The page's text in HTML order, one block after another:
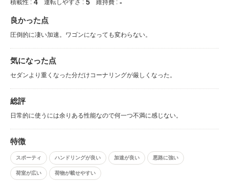
積載性 : 4 運転しやすさ : 5 維持費 : -
良かった点
圧倒的に凄い加速。ワゴンになっても変わらない。
気になった点
セダンより重くなった分だけコーナリングが厳しくなった。
総評
日常的に使うには余りある性能なので何一つ不満に感じない。
特徴
スポーティ ハンドリングが良い 加速が良い 悪路に強い
荷室が広い 荷物が載せやすい